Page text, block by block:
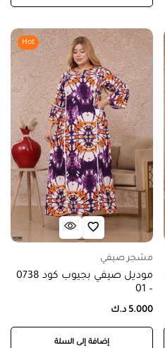
Hot
مشجر صيفي
موديل صيفي بجيوب كود 0738
– 01
5.000 د.ك
إضافة إلى السلة